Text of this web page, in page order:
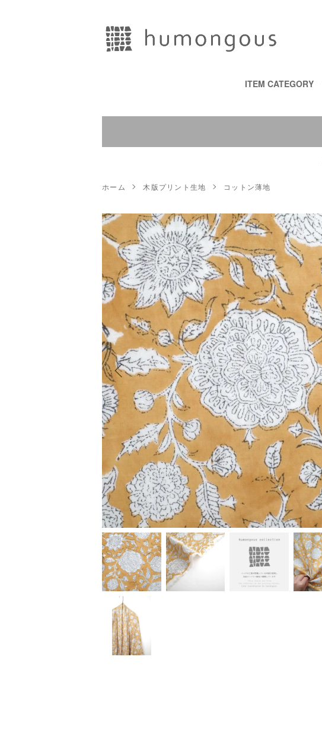
ITEM CATEGORY
ホーム 木版プリント生地 コットン薄地